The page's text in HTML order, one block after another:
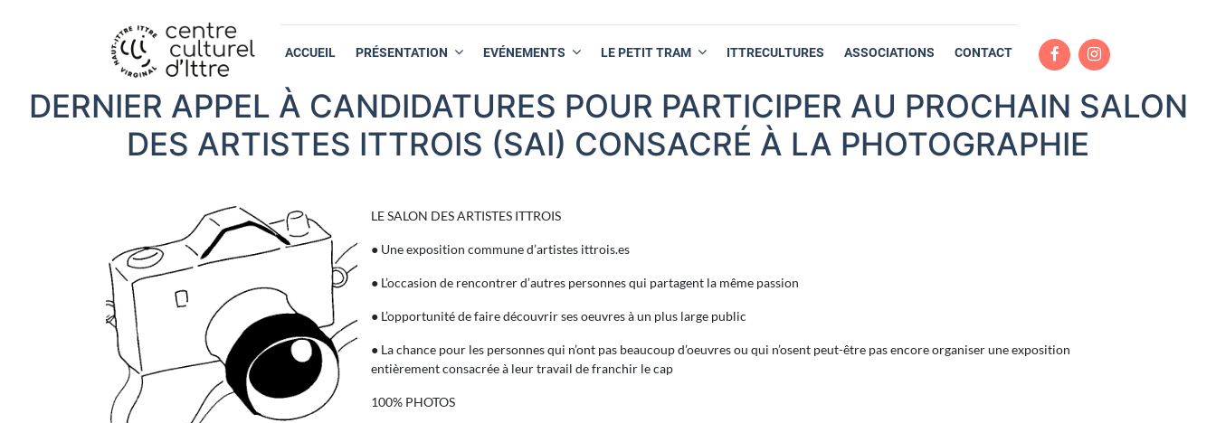
ACCUEIL PRÉSENTATION EVÉNEMENTS LE PETIT TRAM ITTRECULTURES ASSOCIATIONS CONTACT
DERNIER APPEL À CANDIDATURES POUR PARTICIPER AU PROCHAIN SALON
DES ARTISTES ITTROIS (SAI) CONSACRÉ À LA PHOTOGRAPHIE
LE SALON DES ARTISTES ITTROIS
● Une exposition commune d’artistes ittrois.es
● L’occasion de rencontrer d’autres personnes qui partagent la même passion
● L’opportunité de faire découvrir ses oeuvres à un plus large public
● La chance pour les personnes qui n’ont pas beaucoup d’oeuvres ou qui n’osent peut-être pas encore organiser une exposition
entièrement consacrée à leur travail de franchir le cap
100% PHOTOS